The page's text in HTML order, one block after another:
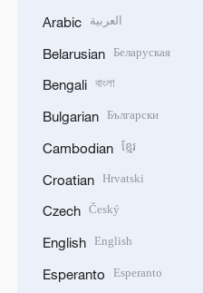
Arabic العربية
Belarusian Беларуская
Bengali বাংলা
Bulgarian Български
Cambodian ខ្មែរ
Croatian Hrvatski
Czech Český
English English
Esperanto Esperanto